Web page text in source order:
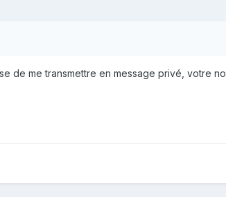
de me transmettre en message privé, votre